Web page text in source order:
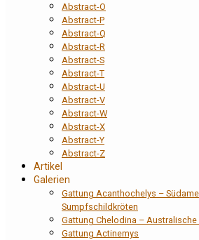
Abstract-O
Abstract-P
Abstract-Q
Abstract-R
Abstract-S
Abstract-T
Abstract-U
Abstract-V
Abstract-W
Abstract-X
Abstract-Y
Abstract-Z
Artikel
Galerien
Gattung Acanthochelys –
Sumpfschildkröten
Gattung Chelodina –
Gattung Actinemys